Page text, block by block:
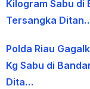
Kilogram Sabu di
Tersangka
Polda Riau
Kg Sabu di
Dita…